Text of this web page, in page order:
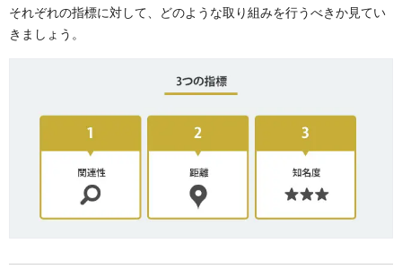
それぞれの指標に対して、どのような取り組みを行うべきか見てい
きましょう。